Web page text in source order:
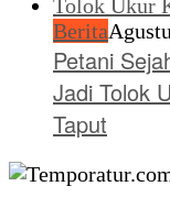
Berita
Petani
Jadi Tolok
Taput